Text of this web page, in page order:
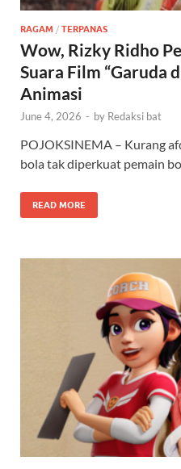
RAGAM / TERPANAS
Wow, Rizky Ridho
Suara Film “Garuda
Animasi
June 4, 2026 - by Redaksi bat
POJOKSINEMA – Kurang
bola tak diperkuat pemain
READ MORE